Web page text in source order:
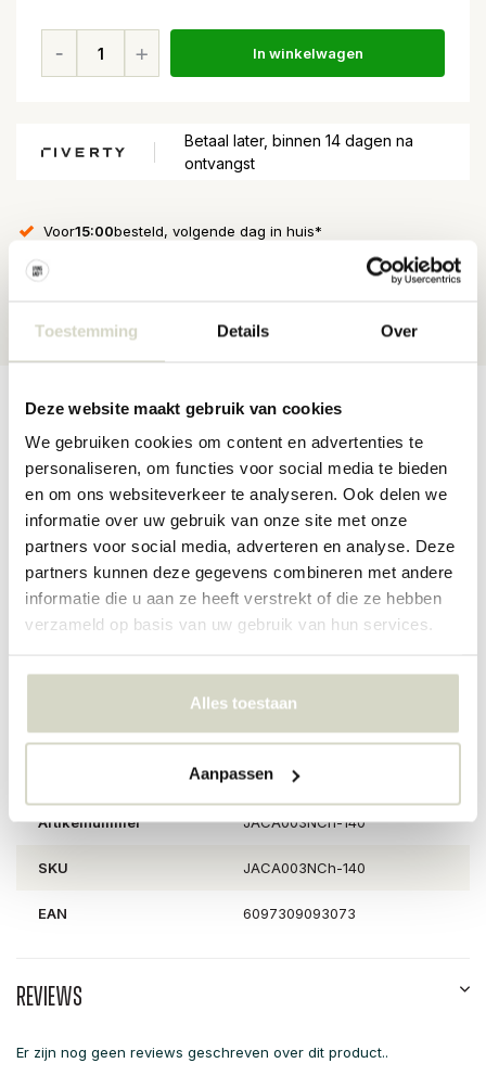
Toestemming Details Over
Deze website maakt gebruik van cookies
We gebruiken cookies om content en advertenties te
personaliseren, om functies voor social media te bieden
en om ons websiteverkeer te analyseren. Ook delen we
informatie over uw gebruik van onze site met onze
partners voor social media, adverteren en analyse. Deze
partners kunnen deze gegevens combineren met andere
informatie die u aan ze heeft verstrekt of die ze hebben
verzameld op basis van uw gebruik van hun services.
Alles toestaan
Aanpassen
In winkelwagen
Betaal later, binnen 14 dagen na
ontvangst
Voor15:00besteld, volgende dag in huis*
30 dagen
Productomschrijving Productspecificaties
De Island tweezitter van Bizar Bazar heeft een afmeting van 140
cm x 74 cm x 80 cm. Gemaakt van reclaimed teak hout.
Breedte (cm)
80
Lengte (cm)
140
74
Kleur
Natuurlijke Bruin
Artikelnummer JACA003NCh-140
SKU JACA003NCh-140
EAN 6097309093073
Reviews
Er zijn nog geen reviews geschreven over dit product..